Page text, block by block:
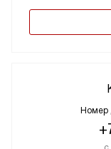
Номер